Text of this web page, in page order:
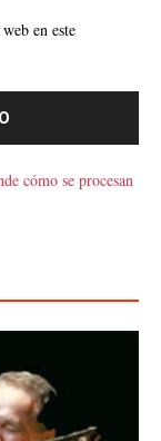
en este
cómo se procesan